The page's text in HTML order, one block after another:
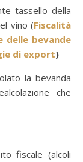
tassello della
vino (Fiscalità
delle bevande
di export)
la bevanda
che
fiscale (alcoli